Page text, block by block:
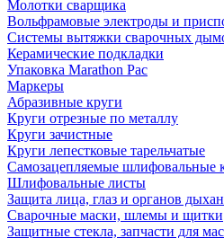
Молотки сварщика
Вольфрамовые электроды и
Системы вытяжки сварочных
Керамические подкладки
Упаковка Marathon Pac
Маркеры
Абразивные круги
Круги отрезные по металлу
Круги зачистные
Круги лепестковые тарельчатые
Самозацепляемые шлифовальные
Шлифовальные листы
Защита лица, глаз и органов
Сварочные маски, шлемы и щитки
Защитные стекла, запчасти для